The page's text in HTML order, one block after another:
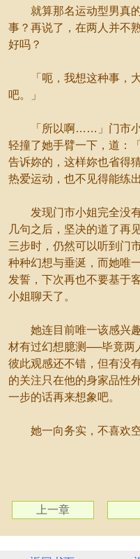
就算那名运动型男真的
事？再说了，在两人并不
好吗？
「呃，我想这种事，大
吧。」
「所以啊……」门市小
轻撞了她手臂一下，道：
告诉妳的，这样妳也省得
热爱运动，也不见得能练
发现门市小姐完全没有
几句之后，坚决的道了再
三步时，仍然可以听到门
种种幻想与垂涎，而她唯
发誓，下次再也不要基于
小姐聊天了。
她连目前唯一该感兴趣
材有过幻想臆测──毕竟两
彼此观感还不错，但有没
的关注只在他的身家品性
一步的话再来想象吧。
她一向务实，不喜欢空
上一章